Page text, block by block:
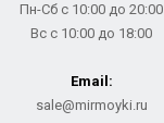
Пн-Сб с 10:00 до 20:00
Вс с 10:00 до 18:00
Email:
sale@mirmoyki.ru